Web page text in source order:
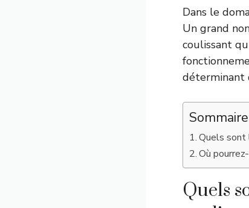
Dans le
Un grand
coulissant
déterminant
Sommaire
Quels sont
Où
Quels